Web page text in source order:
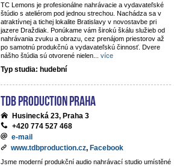
TC Lemons je profesionálne nahrávacie a vydavateľské
štúdio s ateliérom pod jednou strechou. Nachádza sa v
atraktívnej a tichej lokalite Bratislavy v novostavbe pri
jazere Draždiak. Ponúkame vám širokú škálu služieb od
nahrávania zvuku a obrazu, cez prenájom priestorov až
po samotnú produkčnú a vydavateľskú činnosť. Dvere
nášho štúdia sú otvorené nielen
více
Typ studia: hudební
TdB Production Praha
Husinecká 23, Praha 3
+420 774 527 468
e-mail
www.tdbproduction.cz, Facebook
Jsme moderní produkční audio nahrávací studio umístěné